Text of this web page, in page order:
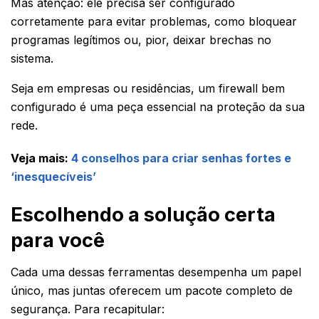
Mas atenção: ele precisa ser configurado
corretamente para evitar problemas, como bloquear
programas legítimos ou, pior, deixar brechas no
sistema.
Seja em empresas ou residências, um firewall bem
configurado é uma peça essencial na proteção da sua
rede.
Veja mais: 4 conselhos para criar senhas fortes e
‘inesquecíveis’
Escolhendo a solução certa
para você
Cada uma dessas ferramentas desempenha um papel
único, mas juntas oferecem um pacote completo de
segurança. Para recapitular: